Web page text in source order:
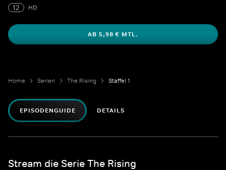
12 HD
AB 5,98 € MTL.
Home Serien The Rising Staffel 1
EPISODENGUIDE DETAILS
Stream die Serie The Rising